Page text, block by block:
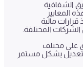
الشفافية
المعايير
مالية
المختلفة.
على مختلف
بشكل مستمر